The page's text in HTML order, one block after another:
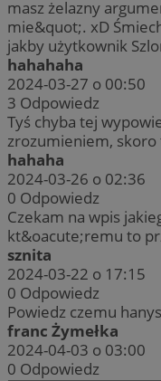
masz żelazny
mie&quot;. xD
jakby użytkownik
hahahaha
2024-03-27 o 00:50
3 Odpowiedz
Tyś chyba tej
zrozumieniem, skoro
hahaha
2024-03-26 o 02:36
0 Odpowiedz
Czekam na wpis
kt&oacute;remu to
sznita
2024-03-22 o 17:15
0 Odpowiedz
Powiedz czemu
franc Żymełka
2024-04-03 o 03:00
0 Odpowiedz